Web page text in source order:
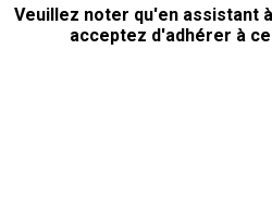
Veuillez noter qu'en assistant
acceptez d'adhérer à ce